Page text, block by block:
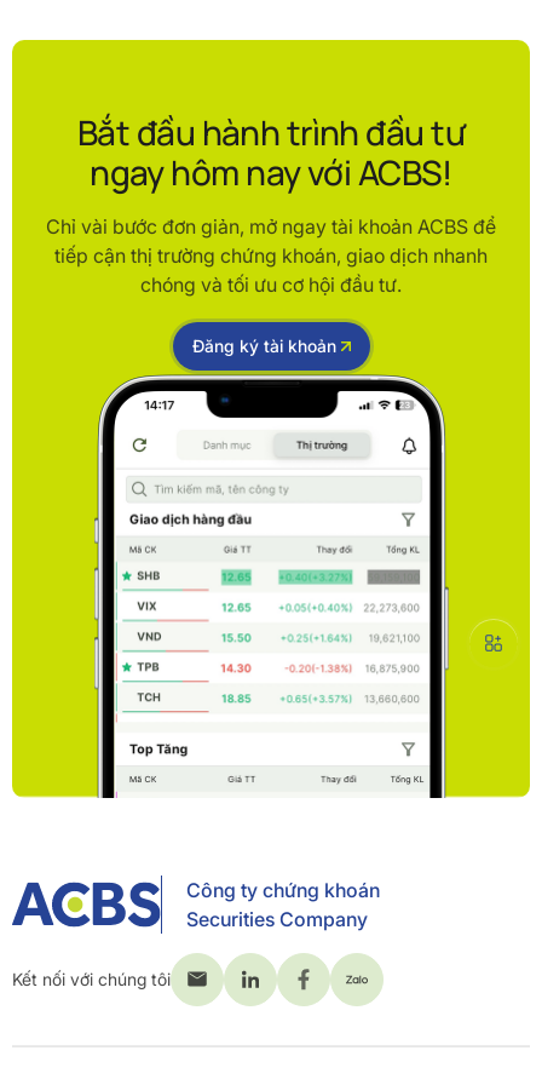
Bắt đầu hành trình đầu tư
ngay hôm nay với ACBS!
Chỉ vài bước đơn giản, mở ngay tài khoản ACBS để
tiếp cận thị trường chứng khoán, giao dịch nhanh
chóng và tối ưu cơ hội đầu tư.
Đăng ký tài khoản
Công ty chứng khoán
Securities Company
Kết nối với chúng tôi